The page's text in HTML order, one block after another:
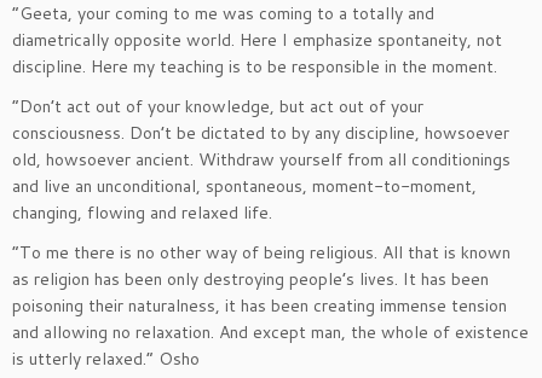
“Geeta, your coming to me was coming to a totally and
diametrically opposite world. Here I emphasize spontaneity, not
discipline. Here my teaching is to be responsible in the moment.
“Don’t act out of your knowledge, but act out of your
consciousness. Don’t be dictated to by any discipline, howsoever
old, howsoever ancient. Withdraw yourself from all conditionings
and live an unconditional, spontaneous, moment-to-moment,
changing, flowing and relaxed life.
“To me there is no other way of being religious. All that is known
as religion has been only destroying people’s lives. It has been
poisoning their naturalness, it has been creating immense tension
and allowing no relaxation. And except man, the whole of existence
is utterly relaxed.” Osho